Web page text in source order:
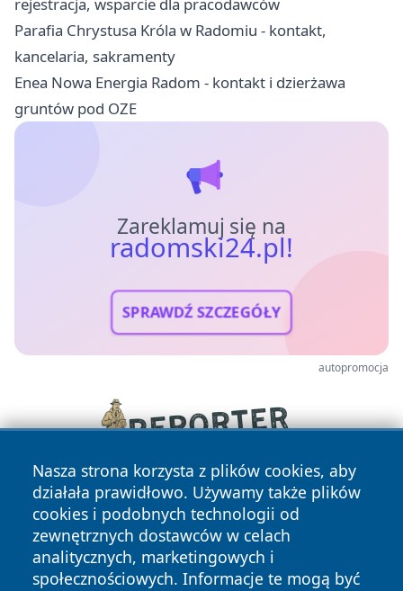
rejestracja, wsparcie dla pracodawców
Parafia Chrystusa Króla w Radomiu - kontakt,
kancelaria, sakramenty
Enea Nowa Energia Radom - kontakt i dzierżawa
gruntów pod OZE
Zareklamuj się na
radomski24.pl!
SPRAWDŹ SZCZEGÓŁY
autopromocja
Nasza strona korzysta z plików cookies, aby
działała prawidłowo. Używamy także plików
cookies i podobnych technologii od
zewnętrznych dostawców w celach
analitycznych, marketingowych i
społecznościowych. Informacje te mogą być